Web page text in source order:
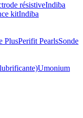
résistiveIndiba
kitIndiba
PlusPerifit PearlsSonde
Umonium